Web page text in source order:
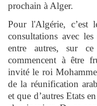
prochain à Alger.
Pour l'Algérie, c’est
consultations avec
entre autres, sur
commencent à être
invité le roi
de la réunification
et que d’autres Etats